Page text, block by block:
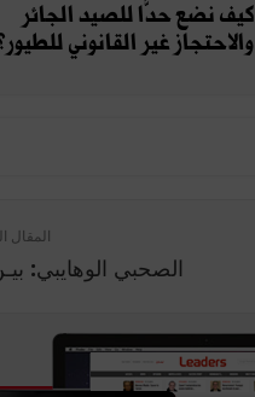
كيف نضع حدًّا للصيد الجائر
والاحتجاز غير القانوني
المقال
الصحبي الوهايبي: